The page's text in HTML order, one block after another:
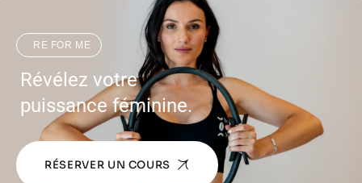
RE FOR ME
Révélez votre
puissance féminine.
RÉSERVER UN COURS